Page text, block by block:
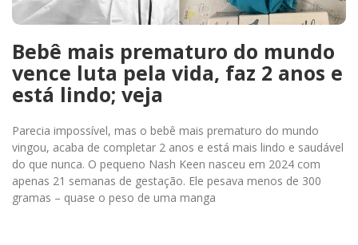
Bebê mais prematuro do mundo
vence luta pela vida, faz 2 anos e
está lindo; veja
Parecia impossível, mas o bebê mais prematuro do mundo
vingou, acaba de completar 2 anos e está mais lindo e saudável
do que nunca. O pequeno Nash Keen nasceu em 2024 com
apenas 21 semanas de gestação. Ele pesava menos de 300
gramas – quase o peso de uma manga